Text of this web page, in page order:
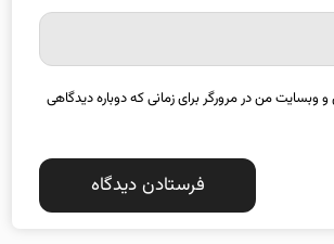
و وبسایت من در مرورگر برای زمانی که دوباره دیدگاهی